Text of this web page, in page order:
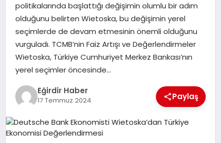
YAŞAM
politikalarında başlattığı değişimin olumlu bir adım
olduğunu belirten Wietoska, bu değişimin yerel
seçimlerde de devam etmesinin önemli olduğunu
vurguladı. TCMB’nin Faiz Artışı ve Değerlendirmeler
Wietoska, Türkiye Cumhuriyet Merkez Bankası’nın
yerel seçimler öncesinde…
Eğirdir Haber
17 Temmuz 2024 Paylaş